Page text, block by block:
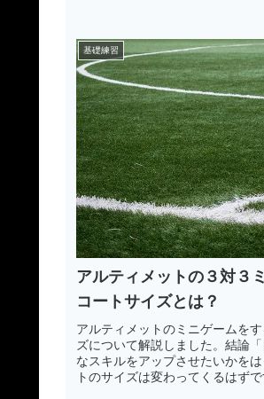
基礎練習
アルティメットの３対３
コートサイズとは？
アルティメットのミニゲームを
ズについて解説しました。結論
なスキルをアップさせたいかを
トのサイズは変わってくるはずで